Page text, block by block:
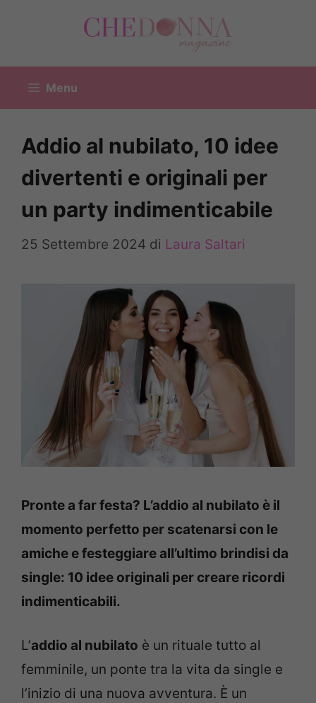
Menu
Addio al nubilato, 10 idee
divertenti e originali per
un party indimenticabile
25 Settembre 2024 di Laura Saltari
Pronte a far festa? L’addio al nubilato è il
momento perfetto per scatenarsi con le
amiche e festeggiare all’ultimo brindisi da
single: 10 idee originali per creare ricordi
indimenticabili.
L’addio al nubilato è un rituale tutto al
femminile, un ponte tra la vita da single e
l’inizio di una nuova avventura. È un